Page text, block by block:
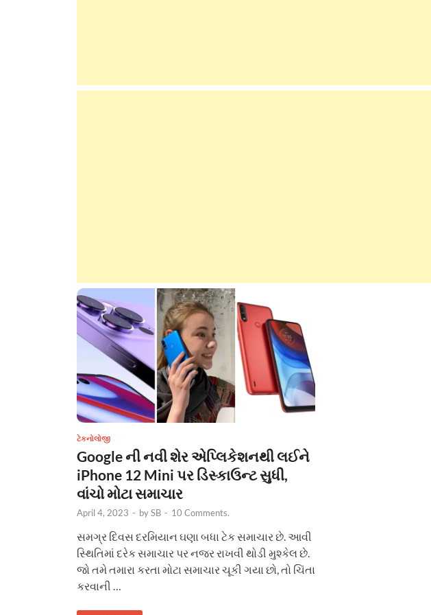
ટેકનોલોજી
Google ની નવી શેર એપ્લિકેશનથી લઈને
iPhone 12 Mini પર ડિસ્કાઉન્ટ સુધી,
વાંચો મોટા સમાચાર
April 4, 2023 - bySB - 10 Comments.
સમગ્ર દિવસ દરમિયાન ઘણા બધા ટેક સમાચાર છે. આવી
સ્થિતિમાં દરેક સમાચાર પર નજર રાખવી થોડી મુશ્કેલ છે.
જો તમે તમારા કરતા મોટા સમાચાર ચૂકી ગયા છો, તો ચિંતા
કરવાની …